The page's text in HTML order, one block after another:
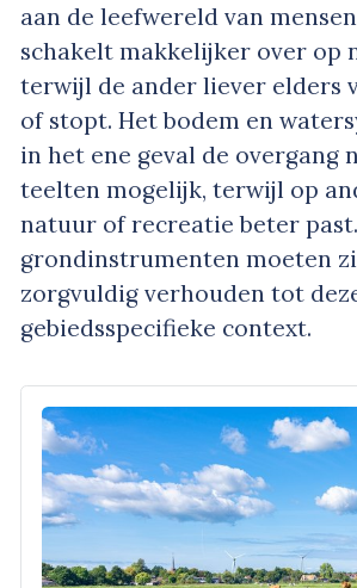
aan de leefwereld van
schakelt makkelijker over op
terwijl de ander liever elders
of stopt. Het bodem en
in het ene geval de overgang
teelten mogelijk, terwijl op
natuur of recreatie beter
grondinstrumenten moeten
zorgvuldig verhouden tot
gebiedsspecifieke context.